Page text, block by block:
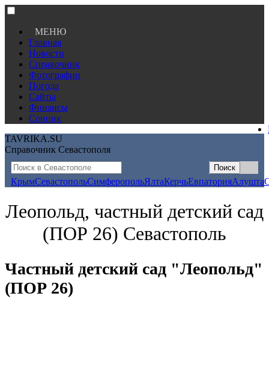
МЕНЮ
Главная
Новости
Справочник
Фотографии
Погода
Сайты
Финансы
Сонник
TAVRIKA.SU
Справочник Севастополя
КрымСевастопольСимферопольЯлтаКерчьЕвпаторияАлушта
Леопольд, частный детский сад
(ПОР 26) Севастополь
Частный детский сад "Леопольд"
(ПОР 26)